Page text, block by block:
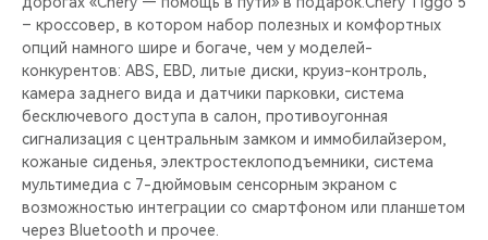
CHERY REMOTE
CHERY И СПОРТ
НАШИ МЕРОПРИЯТИЯ
ВИДЕООБЗОРЫ
– кроссовер, в котором набор полезных и комфортных
опций намного шире и богаче, чем у моделей-
конкурентов: ABS, EBD, литые диски, круиз-контроль,
камера заднего вида и датчики парковки, система
бесключевого доступа в салон, противоугонная
сигнализация с центральным замком и иммобилайзером,
кожаные сиденья, электростеклоподъемники, система
мультимедиа с 7-дюймовым сенсорным экраном c
возможностью интеграции со смартфоном или планшетом
через Bluetooth и прочее.